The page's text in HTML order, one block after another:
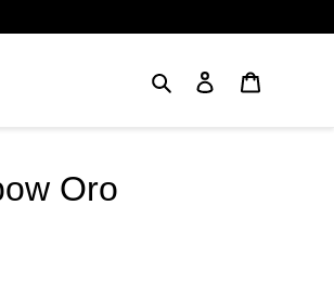
Buscar Login
Oro